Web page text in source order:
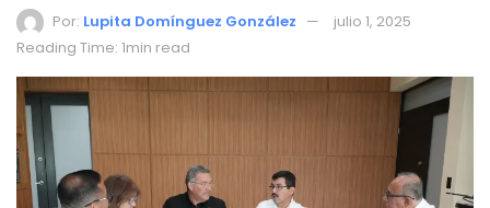
Por: Lupita Domínguez González
julio 1, 2025
Reading Time: 1min read